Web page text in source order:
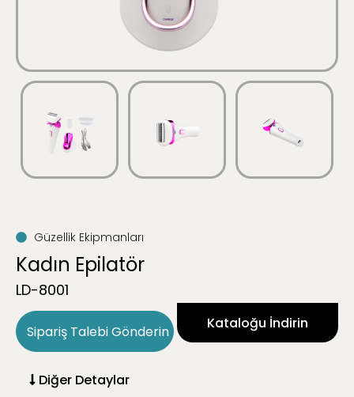
Güzellik Ekipmanları
Kadın Epilatör
LD-8001
Sipariş Talebi Gönderin Kataloğu İndirin
Diğer Detaylar